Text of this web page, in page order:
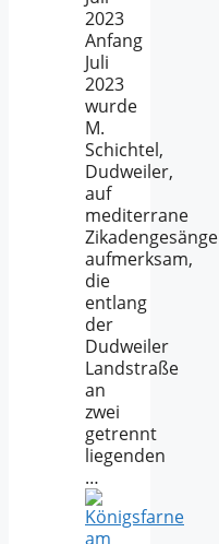
2023
Anfang
Juli
2023
wurde
M.
Schichtel,
Dudweiler,
auf
mediterrane
Zikadengesänge
aufmerksam,
die
entlang
der
Dudweiler
Landstraße
an
zwei
getrennt
liegenden
…